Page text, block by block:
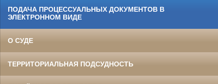
ПОДАЧА ПРОЦЕССУАЛЬНЫХ ДОКУМЕНТОВ В
ЭЛЕКТРОННОМ ВИДЕ
О СУДЕ
ТЕРРИТОРИАЛЬНАЯ ПОДСУДНОСТЬ